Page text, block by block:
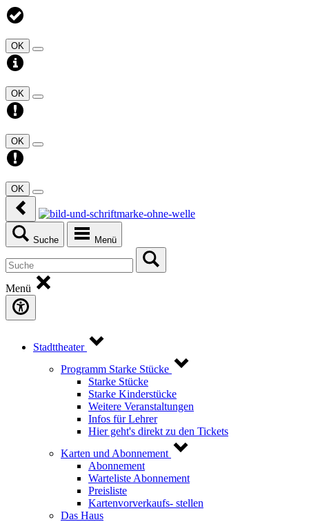
OK
OK
OK
OK
Suche Menü
Menü
Stadttheater
Programm Starke Stücke
Starke Stücke
Starke Kinderstücke
Weitere Veranstaltungen
Infos für Lehrer
Hier geht's direkt zu den Tickets
Karten und Abonnement
Abonnement
Warteliste Abonnement
Preisliste
Kartenvorverkaufs- stellen
Das Haus